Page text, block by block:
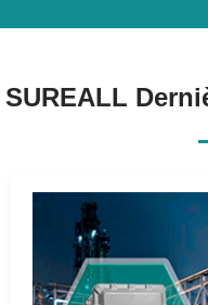
SUREALL